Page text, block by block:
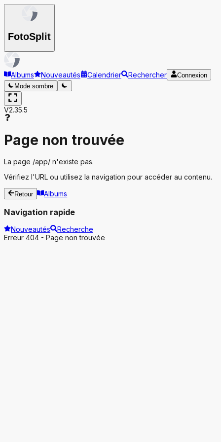
FotoSplit
Albums Nouveautés Calendrier Rechercher
Connexion
Mode sombre
V2.35.5
Page non trouvée
La page /app/ n'existe pas.
Vérifiez l'URL ou utilisez la navigation pour accéder au contenu.
Retour Albums
Navigation rapide
Nouveautés
Recherche
Erreur 404 - Page non trouvée